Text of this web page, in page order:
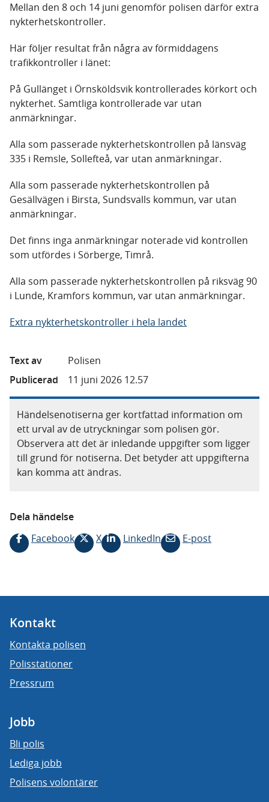
Mellan den 8 och 14 juni genomför polisen därför extra
nykterhetskontroller.
Här följer resultat från några av förmiddagens
trafikkontroller i länet:
På Gullänget i Örnsköldsvik kontrollerades körkort och
nykterhet. Samtliga kontrollerade var utan
anmärkningar.
Alla som passerade nykterhetskontrollen på länsväg
335 i Remsle, Sollefteå, var utan anmärkningar.
Alla som passerade nykterhetskontrollen på
Gesällvägen i Birsta, Sundsvalls kommun, var utan
anmärkningar.
Det finns inga anmärkningar noterade vid kontrollen
som utfördes i Sörberge, Timrå.
Alla som passerade nykterhetskontrollen på riksväg 90
i Lunde, Kramfors kommun, var utan anmärkningar.
Extra nykterhetskontroller i hela landet
Text av
Polisen
Publicerad
11 juni 2026 12.57
Händelsenotiserna ger kortfattad information om
ett urval av de utryckningar som polisen gör.
Observera att det är inledande uppgifter som ligger
till grund för notiserna. Det betyder att uppgifterna
kan komma att ändras.
Dela händelse
Facebook
X LinkedIn E-post
Kontakt
Kontakta polisen
Polisstationer
Pressrum
Jobb
Bli polis
Lediga jobb
Polisens volontärer